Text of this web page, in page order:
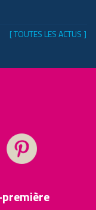
[ TOUTES LES ACTUS ]